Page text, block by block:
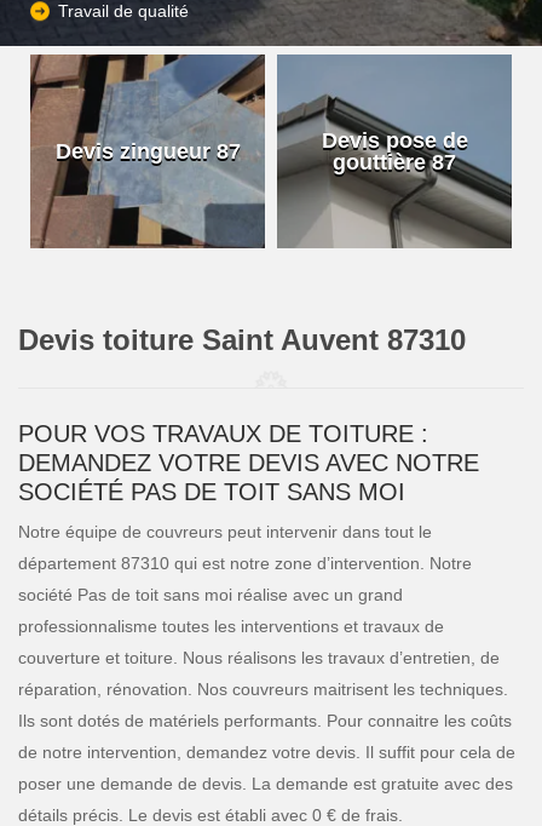
Travail de qualité
Devis zingueur 87
Devis pose de
gouttière 87
Devis toiture Saint Auvent 87310
POUR VOS TRAVAUX DE TOITURE :
DEMANDEZ VOTRE DEVIS AVEC NOTRE
SOCIÉTÉ PAS DE TOIT SANS MOI
Notre équipe de couvreurs peut intervenir dans tout le
département 87310 qui est notre zone d’intervention. Notre
société Pas de toit sans moi réalise avec un grand
professionnalisme toutes les interventions et travaux de
couverture et toiture. Nous réalisons les travaux d’entretien, de
réparation, rénovation. Nos couvreurs maitrisent les techniques.
Ils sont dotés de matériels performants. Pour connaitre les coûts
de notre intervention, demandez votre devis. Il suffit pour cela de
poser une demande de devis. La demande est gratuite avec des
détails précis. Le devis est établi avec 0 € de frais.